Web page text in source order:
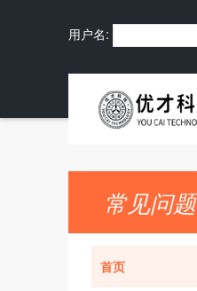
用户名:
常见问题
首页